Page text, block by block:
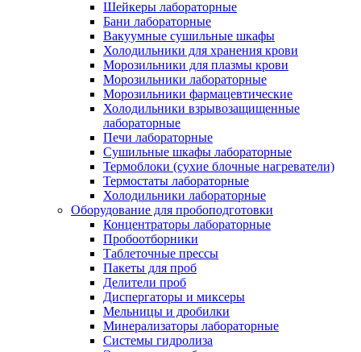
Шейкеры лабораторные
Бани лабораторные
Вакуумные сушильные шкафы
Холодильники для хранения крови
Морозильники для плазмы крови
Морозильники лабораторные
Морозильники фармацевтические
Холодильники взрывозащищенные
лабораторные
Печи лабораторные
Сушильные шкафы лабораторные
Термоблоки (сухие блочные нагреватели)
Термостаты лабораторные
Холодильники лабораторные
Оборудование для пробоподготовки
Концентраторы лабораторные
Пробоотборники
Таблеточные прессы
Пакеты для проб
Делители проб
Диспергаторы и миксеры
Мельницы и дробилки
Минерализаторы лабораторные
Системы гидролиза